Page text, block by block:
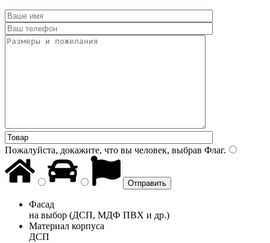
Пожалуйста, докажите, что вы человек, выбрав Флаг.
Фасад
на выбор (ДСП, МДФ ПВХ и др.)
Материал корпуса
ДСП